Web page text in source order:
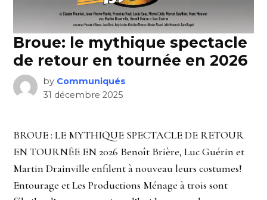
Broue: le mythique spectacle
de retour en tournée en 2026
by Communiqués
31 décembre 2025
BROUE : LE MYTHIQUE SPECTACLE DE RETOUR
EN TOURNÉE EN 2026 Benoît Brière, Luc Guérin et
Martin Drainville enfilent à nouveau leurs costumes!
Entourage et Les Productions Ménage à trois sont